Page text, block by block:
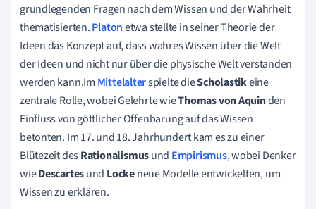
grundlegenden Fragen nach dem Wissen und der Wahrheit
thematisierten.Platonetwa stellte in seiner Theorie der
Ideen das Konzept auf, dass wahres Wissen über die Welt
der Ideen und nicht nur über die physische Welt verstanden
werden kann.Im Mittelalterspielte dieScholastikeine
zentrale Rolle, wobei Gelehrte wieThomas von Aquinden
Einfluss von göttlicher Offenbarung auf das Wissen
betonten. Im 17. und 18. Jahrhundert kam es zu einer
Blütezeit desRationalismusund Empirismus, wobei Denker
wieDescartesund Lockeneue Modelle entwickelten, um
Wissen zu erklären.